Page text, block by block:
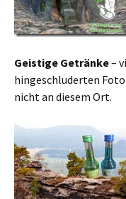
Geistige Getränke–
hingeschluderten
nicht an diesem Ort.